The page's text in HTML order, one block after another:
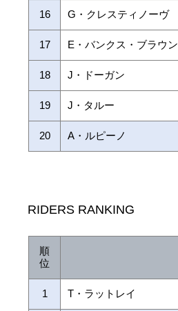
16 G・クレスティノーヴ
17 E・バンクス・ブラウン
18 J・ドーガン
19 J・タルー
20 A・ルピーノ
RIDERS RANKING
順
位
1 T・ラットレイ